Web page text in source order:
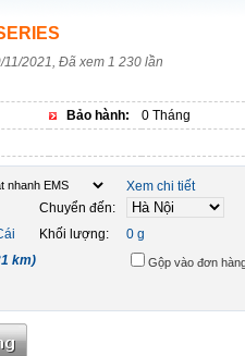
2021, Đã xem 1 230 lần
Bảo hành:
0 Tháng
Xem chi tiết
Chuyển đến:
Khối lượng:
0 g
km) Gộp vào đơn